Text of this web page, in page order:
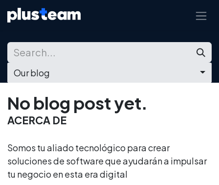
Skip to Content
Our blog
No blog post yet.
ACERCA DE
Somos tu aliado tecnológico para crear
soluciones de software que ayudarán a impulsar
tu negocio en esta era digital